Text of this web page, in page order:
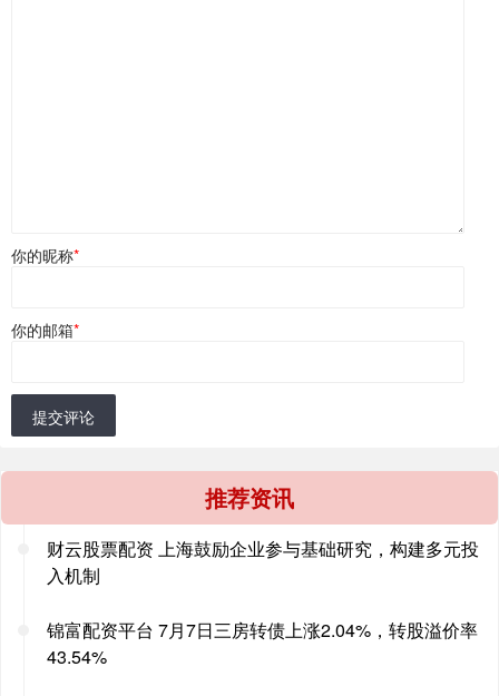
你的昵称*
你的邮箱*
提交评论
推荐资讯
财云股票配资 上海鼓励企业参与基础研究，构建多元投
入机制
锦富配资平台 7月7日三房转债上涨2.04%，转股溢价率
43.54%